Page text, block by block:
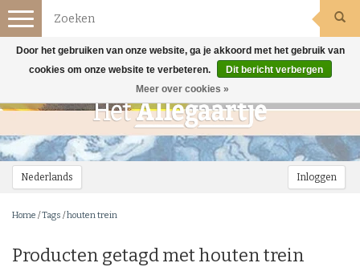
Nederlands Inloggen
Toggle
navigation
Home /Tags /houten trein
Producten getagd met houten trein
Door het gebruiken van onze website, ga je akkoord met het gebruik van
cookies om onze website te verbeteren.
Dit bericht verbergen
Meer over cookies »